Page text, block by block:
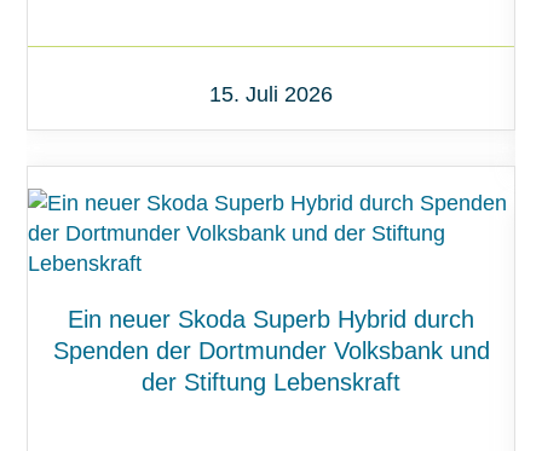
15. Juli 2026
Ein neuer Skoda Superb Hybrid durch
Spenden der Dortmunder Volksbank und
der Stiftung Lebenskraft